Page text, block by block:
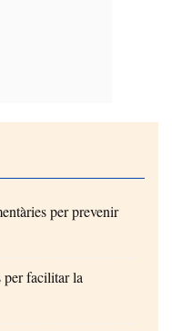
per prevenir
per facilitar la